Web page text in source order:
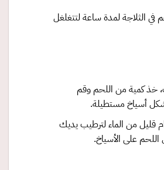
الثلاجة لمدة ساعة لتتغلغل
خذ كمية من اللحم وقم
أسياخ مستطيلة.
قليل من الماء لترطيب يديك
على الأسياخ.